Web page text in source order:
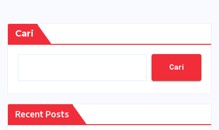
Cari
Cari
Recent Posts